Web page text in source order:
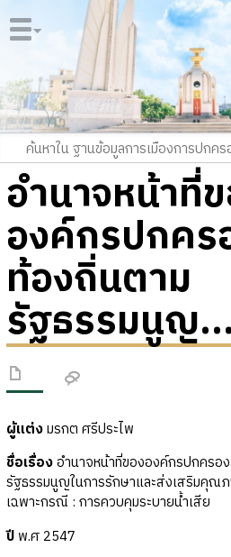
อำนาจหน้าที่
องค์กรปกคร
ท้องถิ่นตาม
รัฐธรรมนูญ...
ผู้แต่งมรกต ศรีประไพ
ชื่อเรื่องอำนาจหน้าที่ขององค์กรปกครอ
รัฐธรรมนูญในการรักษาและส่งเสริมคุณ
เฉพาะกรณี : การควบคุมระบายน้ำเสีย
ปีพ.ศ 2547